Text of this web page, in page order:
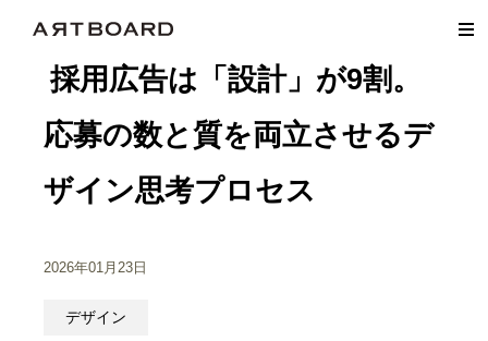
採用広告は「設計」が9割。
応募の数と質を両立させるデ
ザイン思考プロセス
2026年01月23日
デザイン